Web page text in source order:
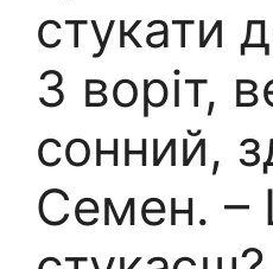
стукати
З воріт,
сонний,
Семен. –